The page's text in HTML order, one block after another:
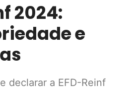
2024:
e
declarar a EFD-Reinf